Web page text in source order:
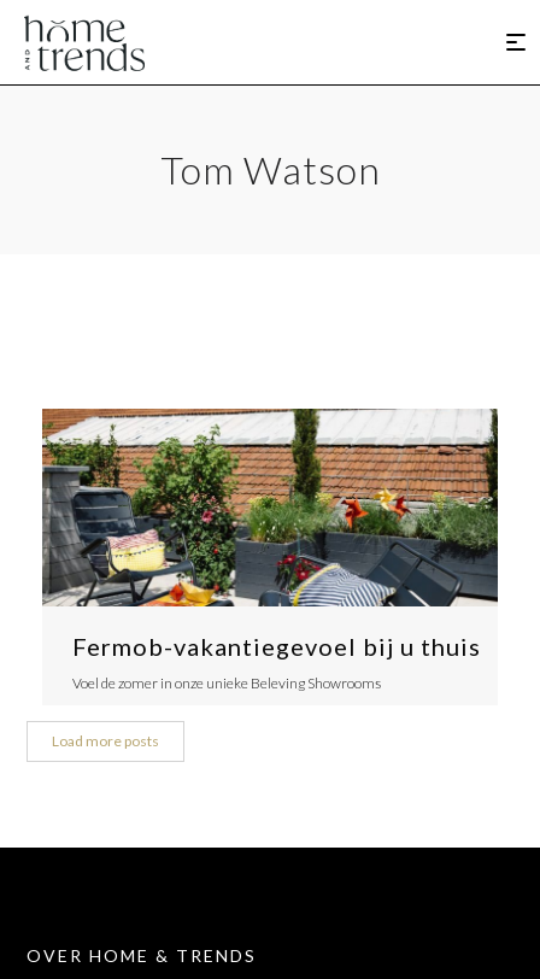
Tom Watson
Fermob-vakantiegevoel bij u thuis
Voel de zomer in onze unieke Beleving Showrooms
Load more posts
OVER HOME & TRENDS